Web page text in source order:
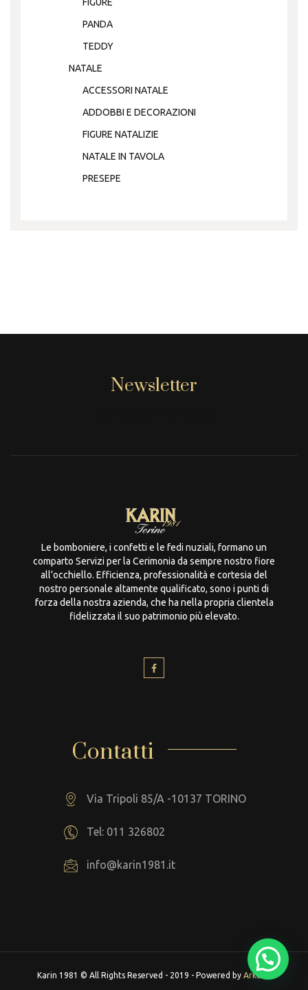
FIGURE
PANDA
TEDDY
NATALE
ACCESSORI NATALE
ADDOBBI E DECORAZIONI
FIGURE NATALIZIE
NATALE IN TAVOLA
PRESEPE
Newsletter
Le bomboniere, i confetti e le fedi nuziali, formano un
comparto Servizi per la Cerimonia da sempre nostro fiore
all’occhiello. Efficienza, professionalità e cortesia del
nostro personale altamente qualificato, sono i punti di
forza della nostra azienda, che ha nella propria clientela
fidelizzata il suo patrimonio più elevato.
Contatti
Via Tripoli 85/A -10137 TORINO
Tel: 011 326802
info@karin1981.it
Karin 1981 © All Rights Reserved - 2019 - Powered by Arkeba